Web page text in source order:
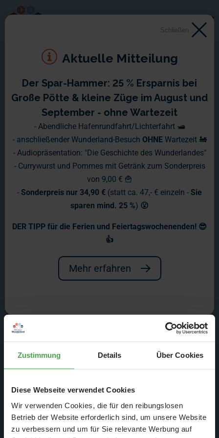
Zustimmung Details Über Cookies
Diese Webseite verwendet Cookies
Wir verwenden Cookies, die für den reibungslosen
Betrieb der Website erforderlich sind, um unsere Website
zu verbessern und um für Sie relevante Werbung auf
Impressum
Miniatur Wunderland Hamburg GmbH
im Kultur & Gewerbespeicher
Kehrwieder 2, Block D, 20457 Hamburg
Handelsregister: HRB 78633
Registergericht: Amtsgericht Hamburg
Vertreten durch:
Tel. +49 (0)40 - 300 6 80 - 0
FAX +49 (0)40 - 300 6 80- 99
E-Mail: info@miniatur-wunderland.de
Umsatzsteuer-ID
Umsatzsteuergesetz:
DE 213604364
Schließen
Aktuelle Mitteilung
Der Spar-Hammer: 25 % Ersparnis bei
Große Pötte & kleine Züge im August und
September - ohne Wartezeit
- Abendliche Hafenrundfahrt/Lichterfahrt 🛥️
- anschließender Wunderland-Besuch OHNE Wartezeit 🚂
- Audiopräsentation: "Die Geschichte des Wunderlandes"
- Currywurst und Pommes mit Getränk zum Sonderpreis
von 9,00 € 🍟
- Sonderpreis nur 34,90 € (statt ca. 47,- € einzeln - Sie
sparen mind. 25 %) 😮
DER TIPP für die Ferien und Feiertagswochenenden! 😎
👍
Mehr erfahren